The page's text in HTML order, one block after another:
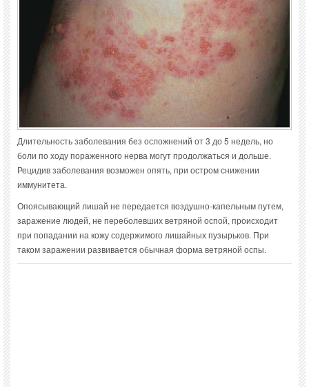
Длительность заболевания без осложнений от 3 до 5 недель, но
боли по ходу пораженного нерва могут продолжаться и дольше.
Рецидив заболевания возможен опять, при остром снижении
иммунитета.
Опоясывающий лишай не передается воздушно-капельным путем,
заражение людей, не переболевших ветряной оспой, происходит
при попадании на кожу содержимого лишайных пузырьков. При
таком заражении развивается обычная форма ветряной оспы.